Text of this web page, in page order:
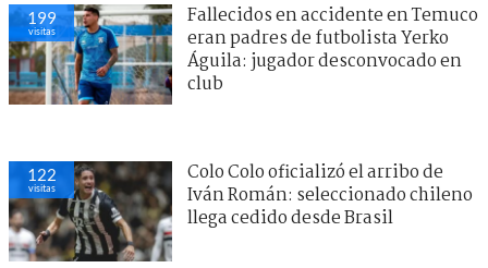
199
visitas
Fallecidos en accidente en Temuco
eran padres de futbolista Yerko
Águila: jugador desconvocado en
club
122
visitas
Colo Colo oficializó el arribo de
Iván Román: seleccionado chileno
llega cedido desde Brasil